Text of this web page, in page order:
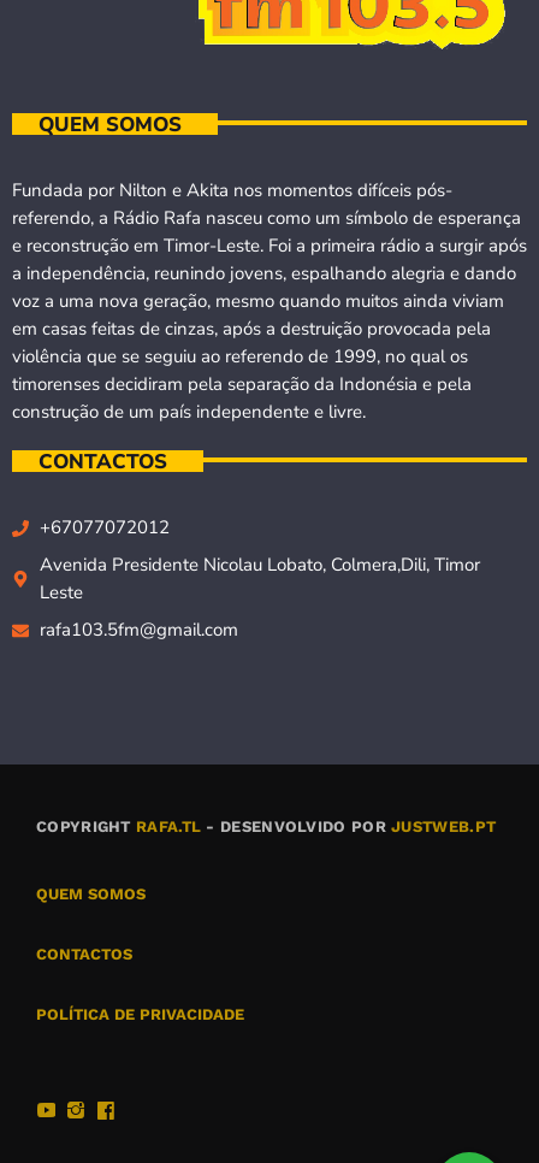
QUEM SOMOS
Fundada por Nilton e Akita nos momentos difíceis pós-
referendo, a Rádio Rafa nasceu como um símbolo de esperança
e reconstrução em Timor-Leste. Foi a primeira rádio a surgir após
a independência, reunindo jovens, espalhando alegria e dando
voz a uma nova geração, mesmo quando muitos ainda viviam
em casas feitas de cinzas, após a destruição provocada pela
violência que se seguiu ao referendo de 1999, no qual os
timorenses decidiram pela separação da Indonésia e pela
construção de um país independente e livre.
CONTACTOS
+67077072012
Avenida Presidente Nicolau Lobato, Colmera,Dili, Timor
Leste
rafa103.5fm@gmail.com
COPYRIGHT RAFA.TL - DESENVOLVIDO PORJUSTWEB.PT
QUEM SOMOS
CONTACTOS
POLÍTICA DE PRIVACIDADE